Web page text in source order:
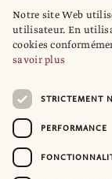
Notre site Web
utilisateur. En
cookies
savoir plus
STRICTEMENT
PERFORMANCE